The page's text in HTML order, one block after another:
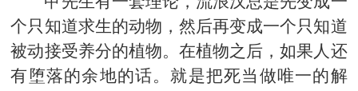
个只知道求生的动物，然后再变成一个只知道
被动接受养分的植物。在植物之后，如果人还
有堕落的余地的话。就是把死当做唯一的解